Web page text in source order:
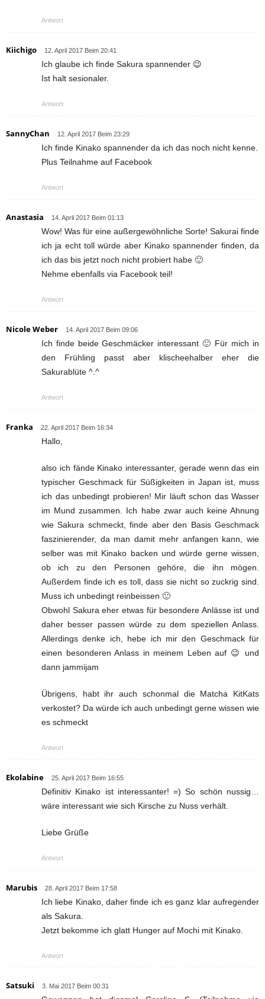
Antwort
Kiichigo 12. April 2017 Beim 20:41
Ich glaube ich finde Sakura spannender 😉
Ist halt sesionaler.
Antwort
SannyChan 12. April 2017 Beim 23:29
Ich finde Kinako spannender da ich das noch nicht kenne.
Plus Teilnahme auf Facebook
Antwort
Anastasia 14. April 2017 Beim 01:13
Wow! Was für eine außergewöhnliche Sorte! Sakurai finde
ich ja echt toll würde aber Kinako spannender finden, da
ich das bis jetzt noch nicht probiert habe 🙂
Nehme ebenfalls via Facebook teil!
Antwort
Nicole Weber 14. April 2017 Beim 09:06
Ich finde beide Geschmäcker interessant 🙂 Für mich in
den Frühling passt aber klischeehalber eher die
Sakurablüte ^.^
Antwort
Franka 22. April 2017 Beim 16:34
Hallo,
also ich fände Kinako interessanter, gerade wenn das ein
typischer Geschmack für Süßigkeiten in Japan ist, muss
ich das unbedingt probieren! Mir läuft schon das Wasser
im Mund zusammen. Ich habe zwar auch keine Ahnung
wie Sakura schmeckt, finde aber den Basis Geschmack
faszinierender, da man damit mehr anfangen kann, wie
selber was mit Kinako backen und würde gerne wissen,
ob ich zu den Personen gehöre, die ihn mögen.
Außerdem finde ich es toll, dass sie nicht so zuckrig sind.
Muss ich unbedingt reinbeissen 🙂
Obwohl Sakura eher etwas für besondere Anlässe ist und
daher besser passen würde zu dem speziellen Anlass.
Allerdings denke ich, hebe ich mir den Geschmack für
einen besonderen Anlass in meinem Leben auf 😉 und
dann jammijam
Übrigens, habt ihr auch schonmal die Matcha KitKats
verkostet? Da würde ich auch unbedingt gerne wissen wie
es schmeckt
Antwort
Ekolabine 25. April 2017 Beim 16:55
Definitiv Kinako ist interessanter! =) So schön nussig…
wäre interessant wie sich Kirsche zu Nuss verhält.
Liebe Grüße
Antwort
Marubis 28. April 2017 Beim 17:58
Ich liebe Kinako, daher finde ich es ganz klar aufregender
als Sakura.
Jetzt bekomme ich glatt Hunger auf Mochi mit Kinako.
Antwort
Satsuki 3. Mai 2017 Beim 00:31